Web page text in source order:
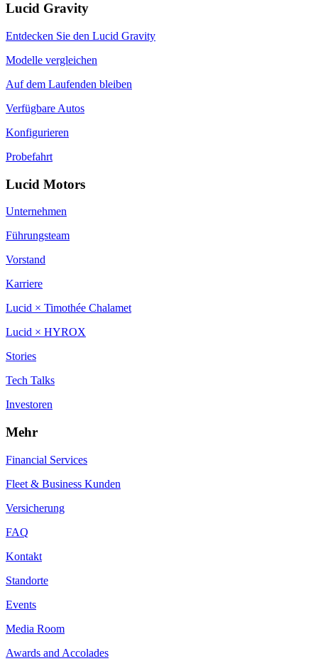
Lucid Gravity
Entdecken Sie den Lucid Gravity
Modelle vergleichen
Auf dem Laufenden bleiben
Verfügbare Autos
Konfigurieren
Probefahrt
Lucid Motors
Unternehmen
Führungsteam
Vorstand
Karriere
Lucid × Timothée Chalamet
Lucid × HYROX
Stories
Tech Talks
Investoren
Mehr
Financial Services
Fleet & Business Kunden
Versicherung
FAQ
Kontakt
Standorte
Events
Media Room
Awards and Accolades